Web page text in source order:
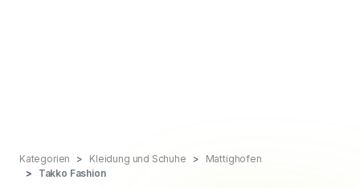
Kategorien Kleidung und Schuhe
Mattighofen
Takko Fashion